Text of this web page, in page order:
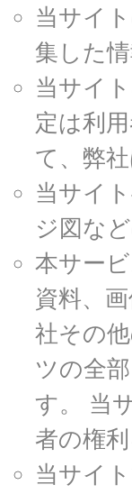
当サイ
集した
当サイ
定は利
て、弊
当サイ
ジ図な
本サー
資料、
社その
ツの全
す。 当
者の権
当サイ